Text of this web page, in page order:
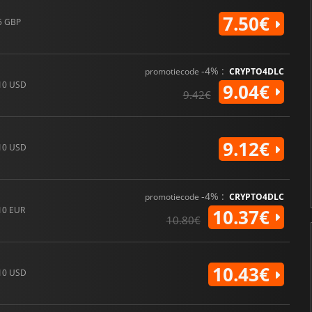
GBP 7.50€
USD
promotiecode -4% : CRYPTO4DLC
9.42€ 9.04€
USD 9.12€
EUR
promotiecode -4% : CRYPTO4DLC
10.80€ 10.37€
USD 10.43€